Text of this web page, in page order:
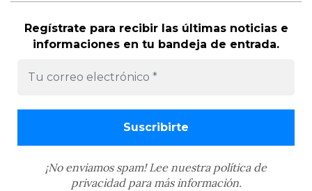
Regístrate para recibir las últimas noticias e
informaciones en tu bandeja de entrada.
¡No enviamos spam! Lee nuestra política de
privacidadpara más información.